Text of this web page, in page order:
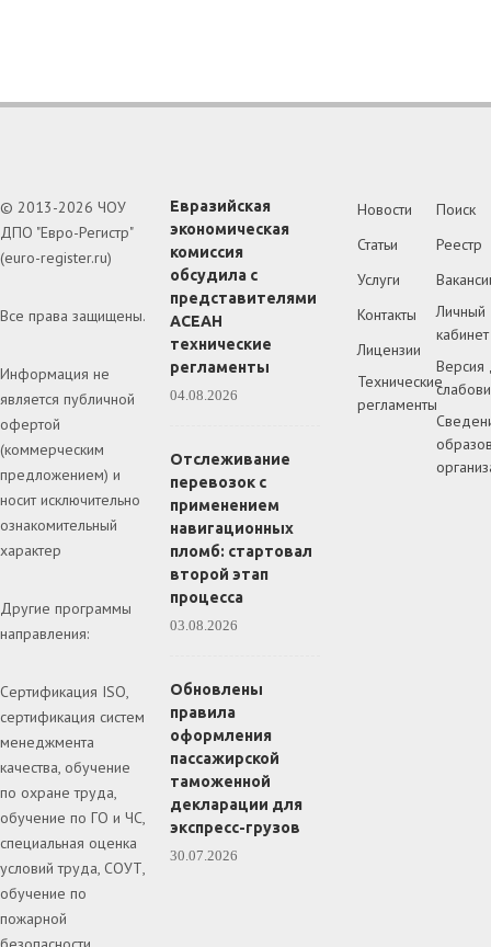
© 2013-2026 ЧОУ
ДПО "Евро-Регистр"
(euro-register.ru)
Все права защищены.
Информация не
является публичной
офертой
(коммерческим
предложением) и
носит исключительно
ознакомительный
характер
Другие программы
направления:
Сертификация ISO,
сертификация систем
менеджмента
качества, обучение
по охране труда,
обучение по ГО и ЧС,
специальная оценка
условий труда, СОУТ,
обучение по
пожарной
Евразийская
экономическая
комиссия
обсудила с
представителями
АСЕАН
технические
регламенты
04.08.2026
Отслеживание
перевозок с
применением
навигационных
пломб: стартовал
второй этап
процесса
03.08.2026
Обновлены
правила
оформления
пассажирской
таможенной
декларации для
экспресс-грузов
30.07.2026
Новости
Статьи
Услуги
Контакты
Лицензии
Технические
регламенты
Поиск
Реестр
Личный
кабинет
Версия